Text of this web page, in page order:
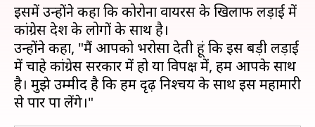
इसमें उन्होंने कहा कि कोरोना वायरस के खिलाफ लड़ाई में
कांग्रेस देश के लोगों के साथ है।
उन्होंने कहा, "मैं आपको भरोसा देती हूं कि इस बड़ी लड़ाई
में चाहे कांग्रेस सरकार में हो या विपक्ष में, हम आपके साथ
है। मुझे उम्मीद है कि हम दृढ़ निश्चय के साथ इस महामारी